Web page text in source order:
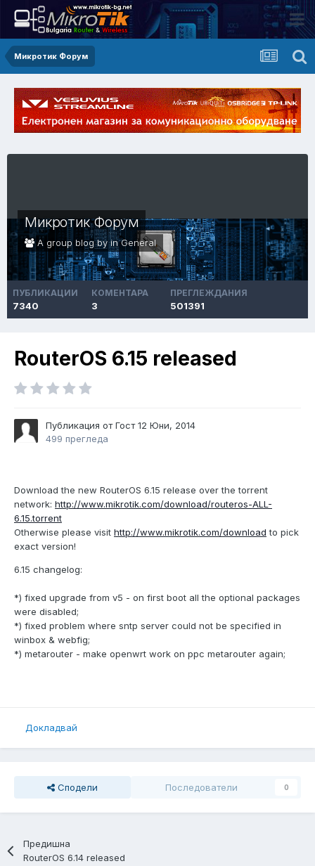
Микротик Форум
Микротик Форум
A group blog by inGeneral
ПУБЛИКАЦИИ
7340
КОМЕНТАРА
3
ПРЕГЛЕЖДАНИЯ
501391
RouterOS 6.15 released
Публикация от Гост12 Юни, 2014
499 прегледа
Download the new RouterOS 6.15 release over the torrent
network: http://www.mikrotik.com/download/routeros-ALL-
6.15.torrent
Otherwise please visit http://www.mikrotik.com/download to pick
exact version!
6.15 changelog:
*) fixed upgrade from v5 - on first boot all the optional packages
were disabled;
*) fixed problem where sntp server could not be specified in
winbox & webfig;
*) metarouter - make openwrt work on ppc metarouter again;
Докладвай
Сподели Последователи 0
Предишна
RouterOS 6.14 released